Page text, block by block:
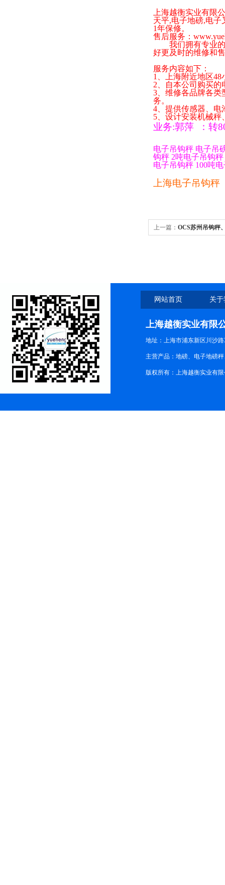
上海越衡实业有限
天平,电子地磅,电子
1年保修。
售后服务：
我们拥有专业的
好更及时的维修和
服务内容如下：
1
、上海附近地区48
2 、自本公司购买
3 、维修各品牌各
务。
4 、提供传感器、
5 、设计安装机械
业务:郭萍 ： 转
电子吊钩秤 电子吊
钩秤 2吨电子吊钩秤
电子吊钩秤 100吨
上海电子吊钩秤
上一篇： OCS苏州吊钩秤
网站首页 关
上海越衡实业有限
地址：上海市浦东新区川沙路
主营产品：地磅、电子地磅
版权所有：上海越衡实业有